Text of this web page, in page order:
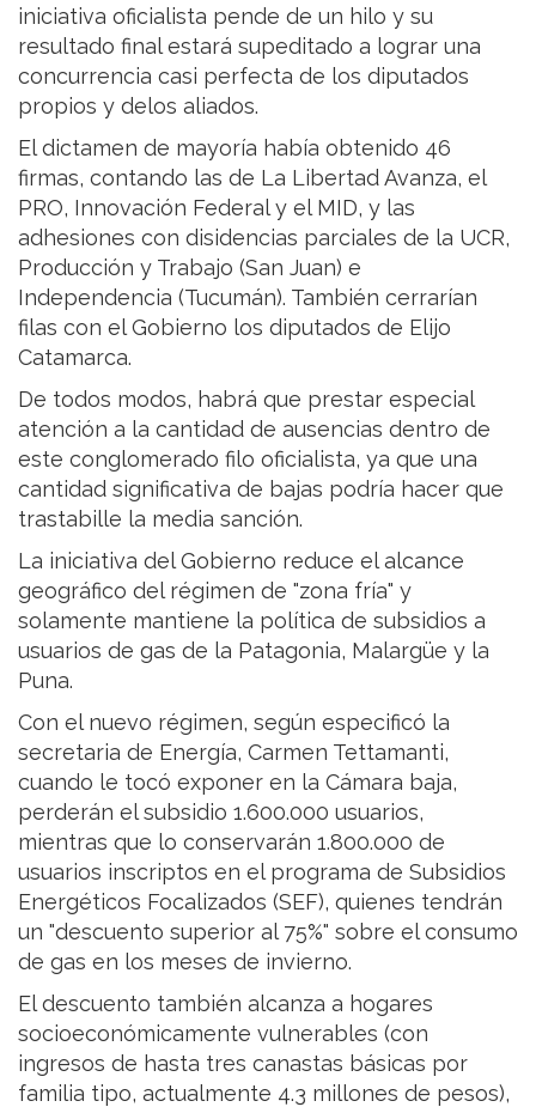
iniciativa oficialista pende de un hilo y su
resultado final estará supeditado a lograr una
concurrencia casi perfecta de los diputados
propios y delos aliados.
El dictamen de mayoría había obtenido 46
firmas, contando las de La Libertad Avanza, el
PRO, Innovación Federal y el MID, y las
adhesiones con disidencias parciales de la UCR,
Producción y Trabajo (San Juan) e
Independencia (Tucumán). También cerrarían
filas con el Gobierno los diputados de Elijo
Catamarca.
De todos modos, habrá que prestar especial
atención a la cantidad de ausencias dentro de
este conglomerado filo oficialista, ya que una
cantidad significativa de bajas podría hacer que
trastabille la media sanción.
La iniciativa del Gobierno reduce el alcance
geográfico del régimen de "zona fría" y
solamente mantiene la política de subsidios a
usuarios de gas de la Patagonia, Malargüe y la
Puna.
Con el nuevo régimen, según especificó la
secretaria de Energía, Carmen Tettamanti,
cuando le tocó exponer en la Cámara baja,
perderán el subsidio 1.600.000 usuarios,
mientras que lo conservarán 1.800.000 de
usuarios inscriptos en el programa de Subsidios
Energéticos Focalizados (SEF), quienes tendrán
un "descuento superior al 75%" sobre el consumo
de gas en los meses de invierno.
El descuento también alcanza a hogares
socioeconómicamente vulnerables (con
ingresos de hasta tres canastas básicas por
familia tipo, actualmente 4.3 millones de pesos),